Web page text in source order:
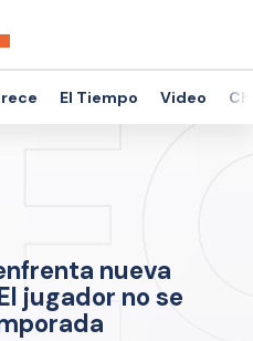
El Tiempo Video
nueva
jugador no se